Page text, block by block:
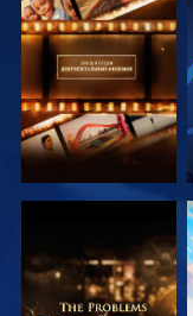
СМОТРЕТЬ
ПЕРЕДАЧИ
СМОТРЕТЬ
ПЕРЕДАЧИ